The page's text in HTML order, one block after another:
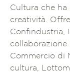
Cultura che ha
creatività.
Confindustria,
collaborazione
Commercio di
cultura,